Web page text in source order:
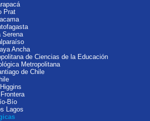
Prat
Serena
Ancha
de Ciencias de la Educación
Metropolitana
de Chile
Bío
Lagos